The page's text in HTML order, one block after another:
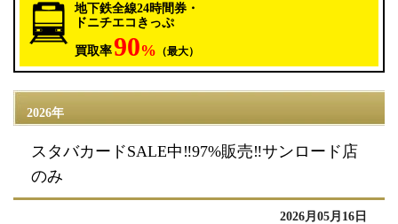
2026年
スタバカードSALE中‼️97%販売‼️サンロード店
のみ
2026月05月16日
地下鉄全線24時間券・
ドニチエコきっぷ
買取率90% （最大）